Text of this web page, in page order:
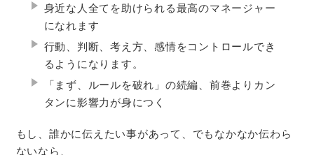
身近な人全てを助けられる最高のマネージャー
になれます
行動、判断、考え方、感情をコントロールでき
るようになります。
「まず、ルールを破れ」の続編、前巻よりカン
タンに影響力が身につく
もし、誰かに伝えたい事があって、でもなかなか伝わら
ないなら、